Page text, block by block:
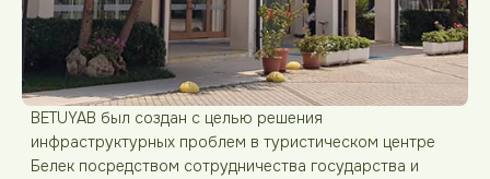
BETUYAB был создан с целью решения
инфраструктурных проблем в туристическом центре
Белек посредством сотрудничества государства и